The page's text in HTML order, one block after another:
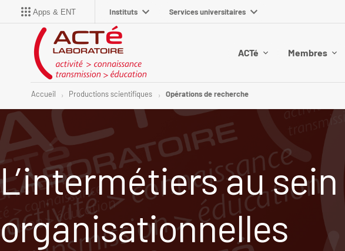
Apps & ENT Instituts Services universitaires
ACTé Membres
Accueil Productions scientifiques Opérations de recherche
L’intermétiers au
organisationnelles